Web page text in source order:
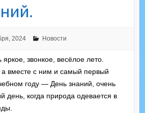
2024 Новости
звонкое, весёлое лето.
а вместе с ним и самый первый
году — День знаний, очень
день, когда природа одевается в